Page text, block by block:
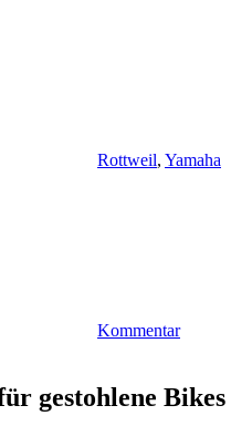
Rottweil, Yamaha
Kommentar
gestohlene Bikes